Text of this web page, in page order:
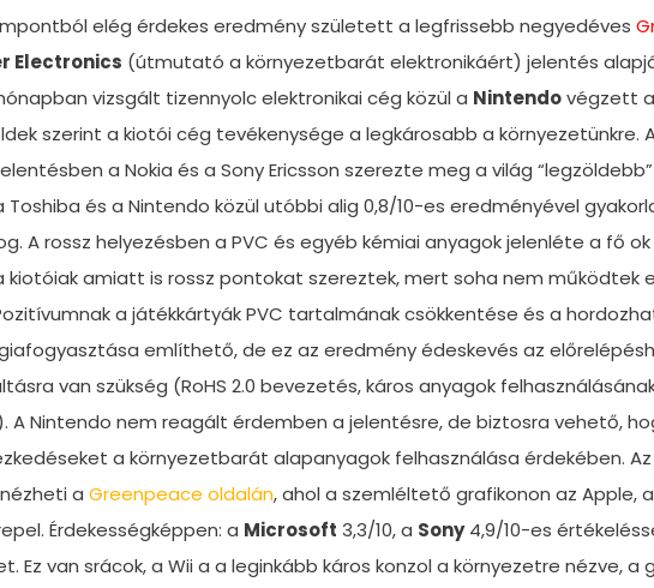
elég érdekes eredmény született a legfrissebb negyedéves
Electronics (útmutató a környezetbarát elektronikáért) jelentés
vizsgált tizennyolc elektronikai cég közül a Nintendovégzett
szerint a kiotói cég tevékenysége a legkárosabb a környezetünkre.
a Nokia és a Sony Ericsson szerezte meg a világ
és a Nintendo közül utóbbi alig 0,8/10-es eredményével
A rossz helyezésben a PVC és egyéb kémiai anyagok jelenléte a fő ok
kiotóiak amiatt is rossz pontokat szereztek, mert soha nem működtek
a játékkártyák PVC tartalmának csökkentése és a
említhető, de ez az eredmény édeskevés az
van szükség (RoHS 2.0 bevezetés, káros anyagok
A Nintendo nem reagált érdemben a jelentésre, de biztosra vehető,
a környezetbarát alapanyagok felhasználása érdekében.
a Greenpeace oldalán, ahol a szemléltető grafikonon az Apple, a
Érdekességképpen: a Microsoft 3,3/10, a Sony4,9/10-es
Ez van srácok, a Wii a a leginkább káros konzol a környezetre nézve, a